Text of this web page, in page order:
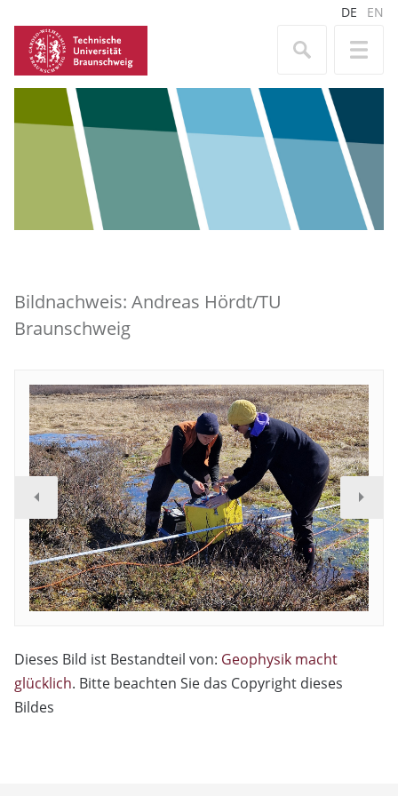
DE EN
Bildnachweis: Andreas Hördt/TU
Braunschweig
Dieses Bild ist Bestandteil von: Geophysik macht
glücklich. Bitte beachten Sie das Copyright dieses
Bildes